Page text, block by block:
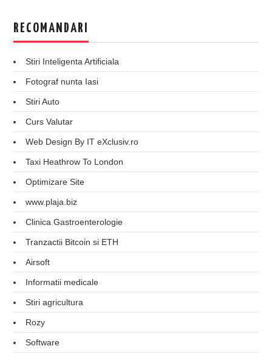
RECOMANDARI
Stiri Inteligenta Artificiala
Fotograf nunta Iasi
Stiri Auto
Curs Valutar
Web Design By IT eXclusiv.ro
Taxi Heathrow To London
Optimizare Site
www.plaja.biz
Clinica Gastroenterologie
Tranzactii Bitcoin si ETH
Airsoft
Informatii medicale
Stiri agricultura
Rozy
Software